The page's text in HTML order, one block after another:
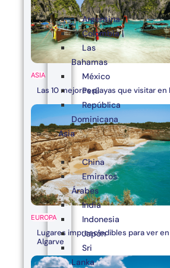
ASIA
Las 10 mejores playas que visitar en
EUROPA
Lugares imprescindibles para ver
Algarve
Argentina
Colombia
Las
Bahamas
México
Perú
República
Dominicana
Asia
China
Emiratos
Árabes
India
Indonesia
Japón
Sri
Lanka